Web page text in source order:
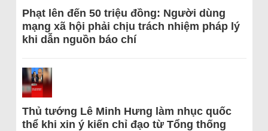
Phạt lên đến 50 triệu đồng: Người dùng
mạng xã hội phải chịu trách nhiệm pháp lý
khi dẫn nguồn báo chí
Thủ tướng Lê Minh Hưng làm nhục quốc
thể khi xin ý kiến chỉ đạo từ Tổng thống